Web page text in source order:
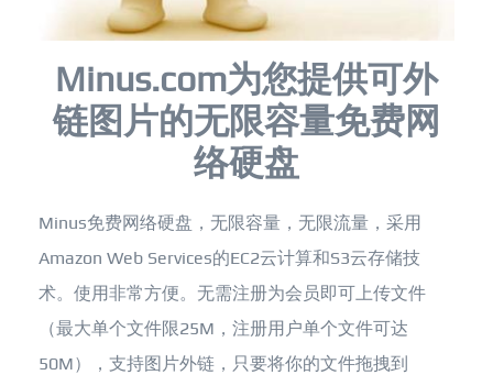
Minus.com为您提供可外
链图片的无限容量免费网
络硬盘
Minus免费网络硬盘，无限容量，无限流量，采用
Amazon Web Services的EC2云计算和S3云存储技
术。使用非常方便。无需注册为会员即可上传文件
（最大单个文件限25M，注册用户单个文件可达
50M），支持图片外链，只要将你的文件拖拽到